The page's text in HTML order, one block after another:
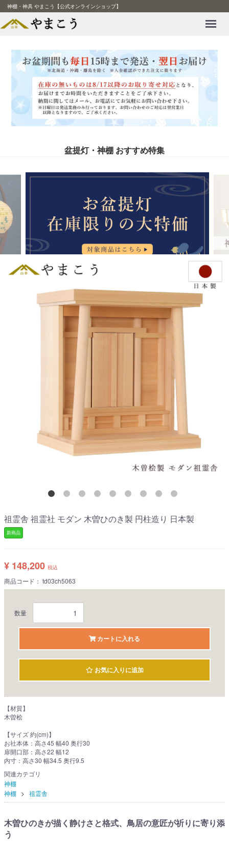
神棚・神具 やまこう【公式オンラインショップ】
盆提灯・神棚 おすすめ特集
祖霊舎 祖霊社 モダン 木曽ひのき製 円柱造り 日本製
新商品
¥ 148,200 税込
商品コード： td03ch5063
数量
カートに入れる
お気に入りに追加
【材質】
木曽桧
【サイズ 約(cm)】
お社本体：高さ45 幅40 奥行30
扉開口部：高さ22 幅12
内寸：高さ30 幅34.5 奥行9.5
関連カテゴリ
神棚
神棚
祖霊舎
木曽ひのきが描く静けさと格式、鳥居の意匠が祈りに寄り添
う